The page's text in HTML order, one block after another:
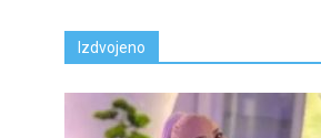
Izdvojeno